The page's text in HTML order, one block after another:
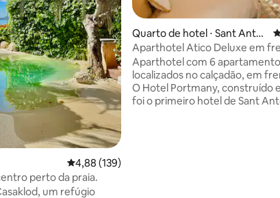
5, 119 avaliações
4,88 de uma avaliação média de 5, 139
4,88 (139)
perto da praia.
um refúgio
Quarto de hotel ⋅ Sant Anto
ni de Portmany
Aparthotel Atico Deluxe em
- Ibiza
Aparthotel com 6
localizados no calçadão, em
O Hotel Portmany, construído
foi o primeiro hotel de Sant